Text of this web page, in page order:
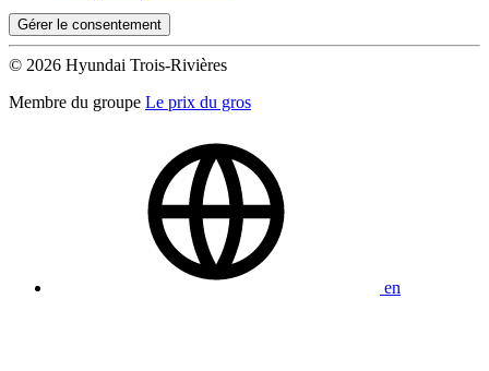
De 0 km à 500 000 km
(0)
Gérer le consentement
© 2026 Hyundai Trois-Rivières
Membre du groupe Le prix du gros
en